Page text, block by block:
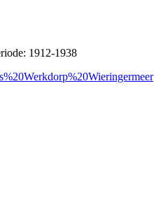
1912-1938